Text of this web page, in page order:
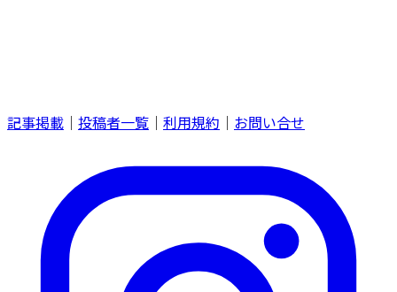
記事掲載 ｜ 投稿者一覧 ｜ 利用規約 ｜ お問い合せ